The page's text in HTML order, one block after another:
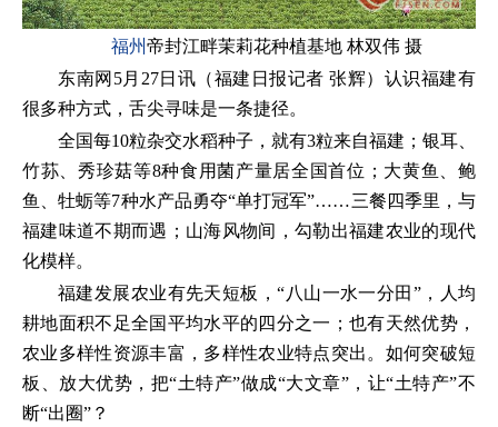
福州帝封江畔茉莉花种植基地 林双伟 摄
东南网5月27日讯（福建日报记者 张辉）认识福建有
很多种方式，舌尖寻味是一条捷径。
全国每10粒杂交水稻种子，就有3粒来自福建；银耳、
竹荪、秀珍菇等8种食用菌产量居全国首位；大黄鱼、鲍
鱼、牡蛎等7种水产品勇夺“单打冠军”……三餐四季里，与
福建味道不期而遇；山海风物间，勾勒出福建农业的现代
化模样。
福建发展农业有先天短板，“八山一水一分田”，人均
耕地面积不足全国平均水平的四分之一；也有天然优势，
农业多样性资源丰富，多样性农业特点突出。如何突破短
板、放大优势，把“土特产”做成“大文章”，让“土特产”不
断“出圈”？